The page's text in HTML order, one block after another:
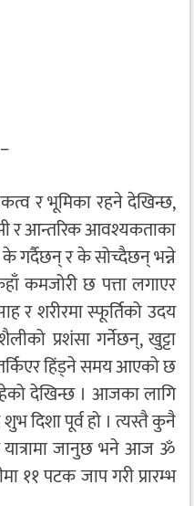
र भूमिका रहने देखिन्छ,
र आन्तरिक आवश्यकताका
गर्दैछन् र के सोच्दैछन् भन्ने
कमजोरी छ पत्ता लगाएर
र शरीरमा स्फूर्तिको उदय
प्रशंसा गर्नेछन्, खुट्टा
हिंड्ने समय आएको छ
देखिन्छ । आजका लागि
दिशा पूर्व हो । त्यस्तै कुनै
जानुछ भने आज ॐ
११ पटक जाप गरी प्रारम्भ